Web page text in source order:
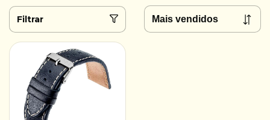
Filtrar